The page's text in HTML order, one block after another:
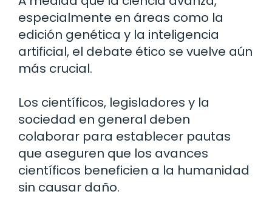
especialmente en áreas como la
edición genética y la inteligencia
artificial, el debate ético se vuelve aún
más crucial.
Los científicos, legisladores y la
sociedad en general deben
colaborar para establecer pautas
que aseguren que los avances
científicos beneficien a la humanidad
sin causar daño.